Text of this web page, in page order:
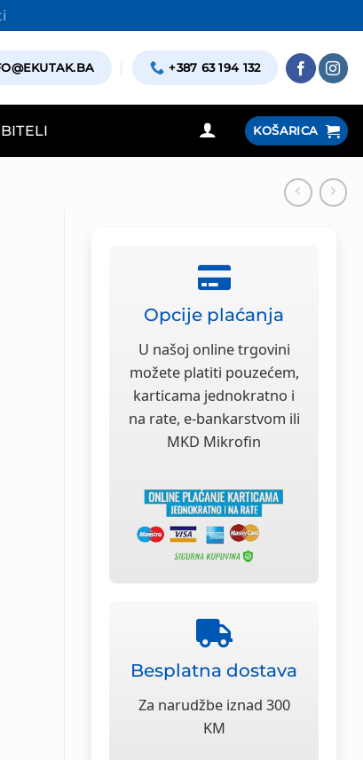
+387 63 194 132
KOŠARICA
Opcije plaćanja
U našoj online trgovini
možete platiti pouzećem,
karticama jednokratno i
na rate, e-bankarstvom ili
MKD Mikrofin
Besplatna dostava
Za narudžbe iznad 300
KM